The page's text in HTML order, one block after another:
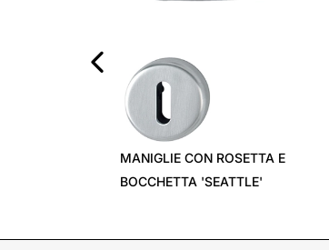
MANIGLIE CON ROSETTA E
BOCCHETTA 'SEATTLE'